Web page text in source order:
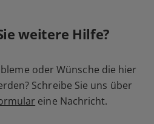
weitere Hilfe?
oder Wünsche die hier
Schreibe Sie uns über
eine Nachricht.